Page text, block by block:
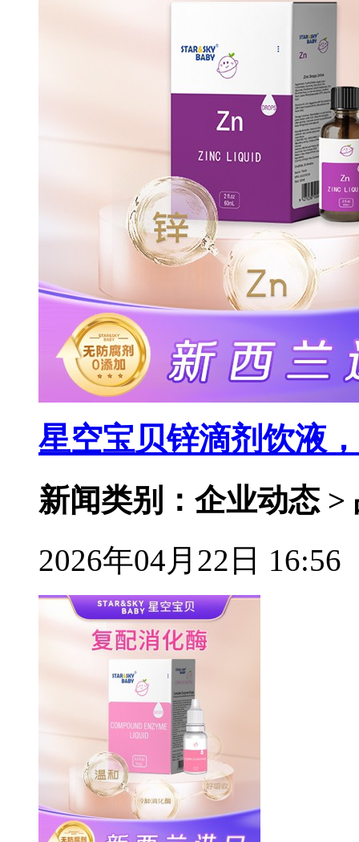
星空宝贝锌滴剂饮液
新闻类别：企业动态 >
2026年04月22日 16:56